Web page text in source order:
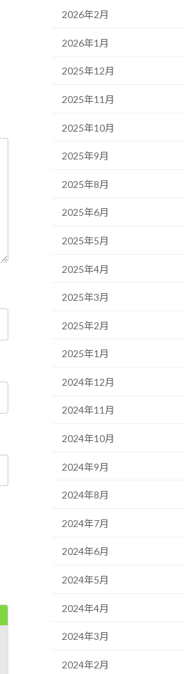
2026年2月
2026年1月
2025年12月
2025年11月
2025年10月
2025年9月
2025年8月
2025年6月
2025年5月
2025年4月
2025年3月
2025年2月
2025年1月
2024年12月
2024年11月
2024年10月
2024年9月
2024年8月
2024年7月
2024年6月
2024年5月
2024年4月
2024年3月
2024年2月